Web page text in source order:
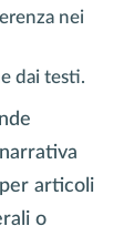
nei
dai testi.
articoli
o